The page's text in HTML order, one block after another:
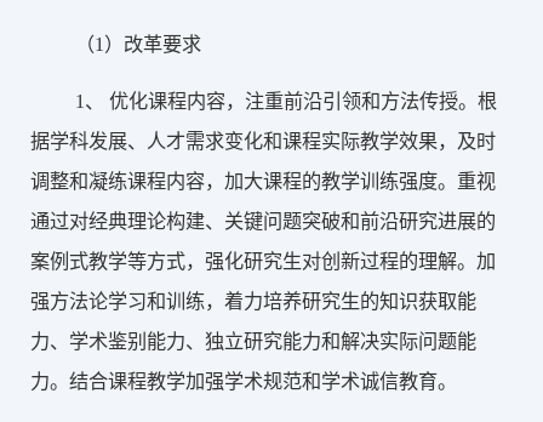
（1）改革要求
1、
优化课程内容，注重前沿引领和方法传授。根
据学科发展、人才需求变化和课程实际教学效果，及时
调整和凝练课程内容，加大课程的教学训练强度。重视
通过对经典理论构建、关键问题突破和前沿研究进展的
案例式教学等方式，强化研究生对创新过程的理解。加
强方法论学习和训练，着力培养研究生的知识获取能
力、学术鉴别能力、独立研究能力和解决实际问题能
力。结合课程教学加强学术规范和学术诚信教育。